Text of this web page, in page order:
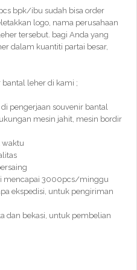
bpk/ibu sudah bisa order
logo, nama perusahaan
tersebut. bagi Anda yang
dalam kuantiti partai besar,
leher di kami ;
pengerjaan souvenir bantal
mesin jahit, mesin bordir
waktu
mencapai 3000pcs/minggu
ekspedisi, untuk pengiriman
dan bekasi, untuk pembelian